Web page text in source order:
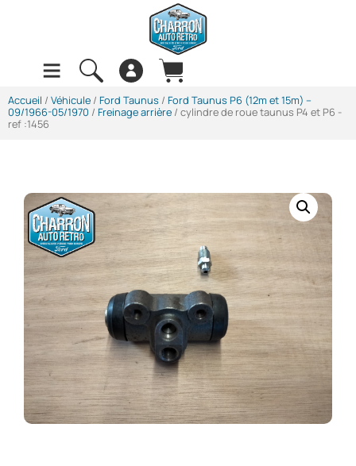
Accueil / Véhicule / Ford Taunus / Ford Taunus P6 (12m et 15m) --
09/1966-05/1970 / Freinage arrière / cylindre de roue taunus P4 et P6 -
ref :1456